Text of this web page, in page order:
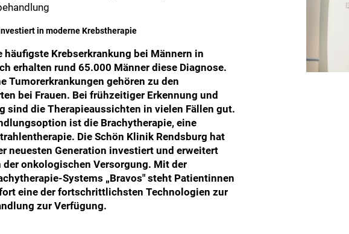
in moderne Krebstherapie
häufigste Krebserkrankung bei Männern in
erhalten rund 65.000 Männer diese Diagnose.
Tumorerkrankungen gehören zu den
bei Frauen. Bei frühzeitiger Erkennung und
sind die Therapieaussichten in vielen Fällen gut.
ist die Brachytherapie, eine
Die Schön Klinik Rendsburg hat
neuesten Generation investiert und erweitert
onkologischen Versorgung. Mit der
Systems „Bravos" steht Patientinnen
eine der fortschrittlichsten Technologien zur
zur Verfügung.